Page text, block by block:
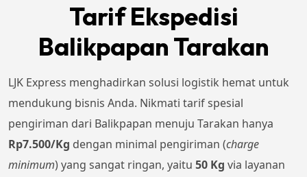
Tarif Ekspedisi
Balikpapan Tarakan
LJK Express menghadirkan solusi logistik hemat untuk
mendukung bisnis Anda. Nikmati tarif spesial
pengiriman dari Balikpapan menuju Tarakan hanya
Rp7.500/Kg dengan minimal pengiriman (charge
minimum) yang sangat ringan, yaitu 50 Kg via layanan